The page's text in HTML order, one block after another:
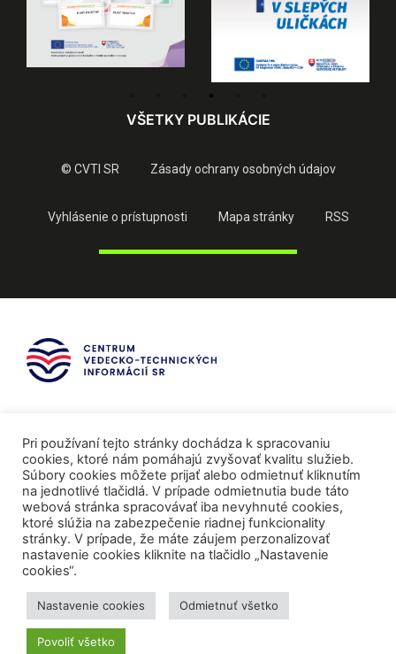
VŠETKY PUBLIKÁCIE
© CVTI SR Zásady ochrany osobných údajov
Vyhlásenie o prístupnosti Mapa stránky RSS
Mediálni partneri
Pri používaní tejto stránky dochádza k spracovaniu
cookies, ktoré nám pomáhajú zvyšovať kvalitu služieb.
Súbory cookies môžete prijať alebo odmietnuť kliknutím
na jednotlivé tlačidlá. V prípade odmietnutia bude táto
webová stránka spracovávať iba nevyhnuté cookies,
ktoré slúžia na zabezpečenie riadnej funkcionality
stránky. V prípade, že máte záujem perzonalizovať
nastavenie cookies kliknite na tlačidlo „Nastavenie
cookies“.
Nastavenie cookies Odmietnuť všetko
Povoliť všetko